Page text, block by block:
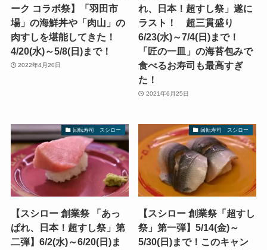
ーク コラボ祭】「羽田市
場」の海鮮丼や「肉山」の
肉すしを堪能してきた！
4/20(水)～5/8(日)まで！
2022年4月20日
れ、日本！超すし祭」遂に
ラスト！ 超三貫盛り
6/23(水)～7/4(日)まで！
「匠の一皿」の海苔包みで
食べるお寿司も最高すぎ
た！
2021年6月25日
回転寿司 スシロー
【スシロー 創業祭 「あっ
ぱれ、日本！超すし祭」第
二弾】6/2(水)～6/20(日)ま
回転寿司 スシロー
【スシロー 創業祭「超すし
祭」第一弾】5/14(金)～
5/30(日)まで！このキャン